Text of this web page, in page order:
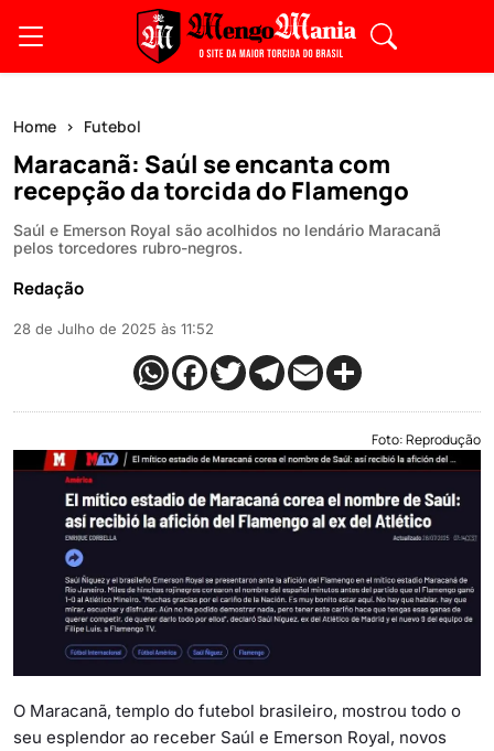
Home Futebol
Maracanã: Saúl se encanta com
recepção da torcida do Flamengo
Saúl e Emerson Royal são acolhidos no lendário Maracanã
pelos torcedores rubro-negros.
Redação
28 de Julho de 2025 às 11:52
Foto: Reprodução
O Maracanã, templo do futebol brasileiro, mostrou todo o
seu esplendor ao receber Saúl e Emerson Royal, novos